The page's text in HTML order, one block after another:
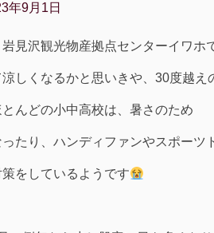
年9月1日
見沢観光物産拠点センターイワホ
しくなるかと思いきや、30度越
んどの小中高校は、暑さのため
たり、ハンディファンやスポー
をしているようです